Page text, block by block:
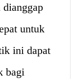
untuk
ini dapat
bagi